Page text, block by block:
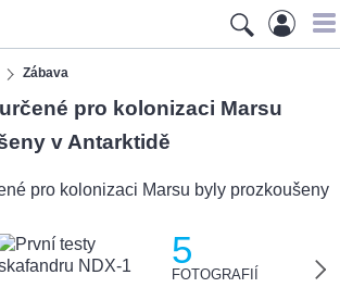
Zábava
pro kolonizaci Marsu
v Antarktidě
5
FOTOGRAFIÍ